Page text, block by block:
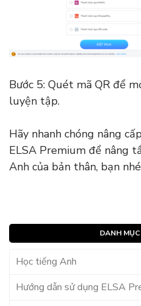
Bước 5: Quét mã QR để
luyện tập.
Hãy nhanh chóng nâng
ELSA Premium để nâng
Anh của bản thân, bạn
DANH
Học tiếng Anh
Hướng dẫn sử dụng ELSA